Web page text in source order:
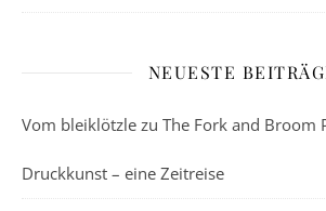
NEUESTE
Vom bleiklötzle zu The Fork and Broom
Druckkunst – eine Zeitreise